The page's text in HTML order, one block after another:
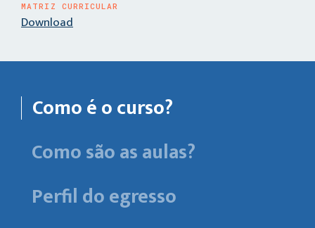
MATRIZ CURRICULAR
Download
Como é o curso?
Como são as aulas?
Perfil do egresso